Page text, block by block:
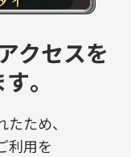
クセスを
。
ため、
利用を